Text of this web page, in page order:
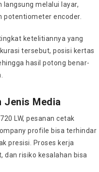
langsung melalui layar,
potentiometer encoder.
ketelitiannya yang
tersebut, posisi kertas
hasil potong benar-
Jenis Media
LW, pesanan cetak
profile bisa terhindar
presisi. Proses kerja
dan risiko kesalahan bisa